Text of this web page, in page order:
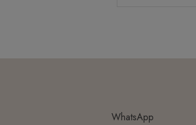
WhatsApp